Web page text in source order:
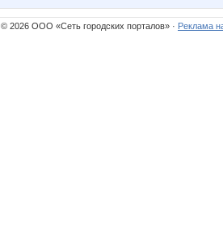
© 2026 ООО «Сеть городских порталов» · Реклама